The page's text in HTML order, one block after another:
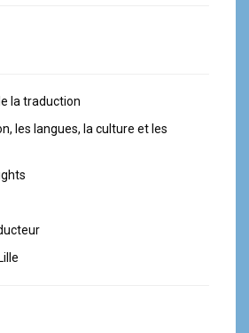
la traduction
les langues, la culture et les